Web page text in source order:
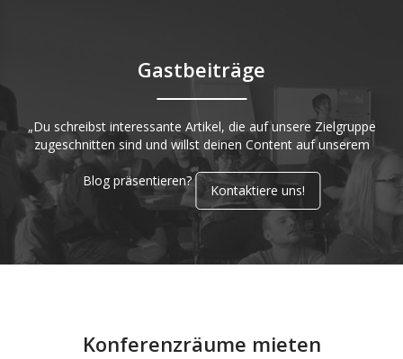
Gastbeiträge
„Du schreibst interessante Artikel, die auf unsere Zielgruppe
zugeschnitten sind und willst deinen Content auf unserem
Blog präsentieren?
Kontaktiere uns!
Konferenzräume mieten